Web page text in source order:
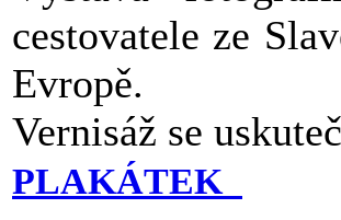
cestovatele ze
Evropě.
Vernisáž se
PLAKÁTEK